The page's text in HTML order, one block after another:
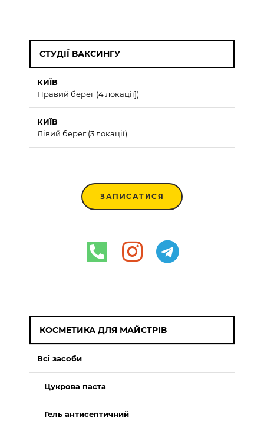
СТУДІЇ ВАКСИНГУ
КИЇВ
Правий берег (4 локації])
КИЇВ
Лівий берег (3 локації)
ЗАПИСАТИСЯ
КОСМЕТИКА ДЛЯ МАЙСТРІВ
Всі засоби
Цукрова паста
Гель антисептичний